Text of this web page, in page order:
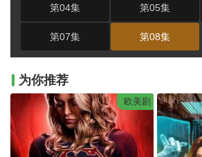
第04集 第05集
第07集 第08集
为你推荐
欧美剧